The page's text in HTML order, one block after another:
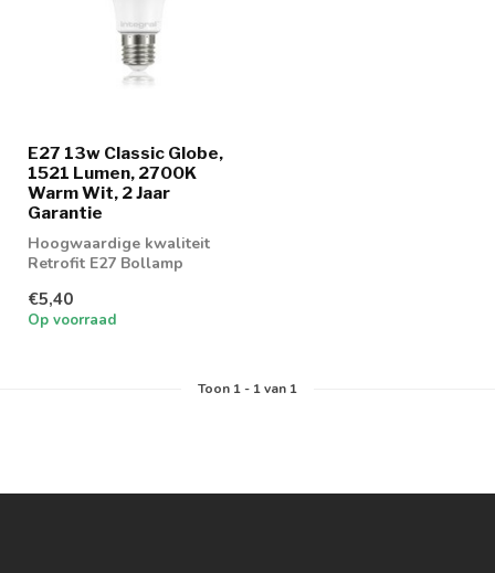
E27 13w Classic Globe,
1521 Lumen, 2700K
Warm Wit, 2 Jaar
Garantie
Hoogwaardige kwaliteit
Retrofit E27 Bollamp
€5,40
Op voorraad
Toon 1- 1van 1